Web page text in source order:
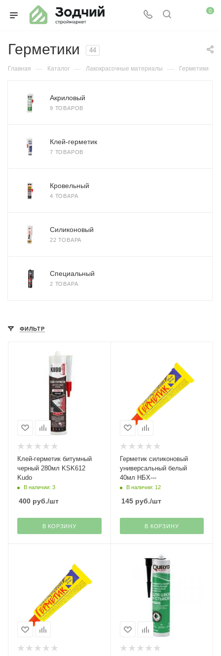
0
Герметики 44
Главная — Каталог — Лакокрасочные материалы — Герметики
Акриловый
9 ТОВАРОВ
Клей-герметик
7 ТОВАРОВ
Кровельный
4 ТОВАРА
Силиконовый
22 ТОВАРА
Специальный
2 ТОВАРА
ФИЛЬТР
Клей-герметик битумный
черный 280мл KSK612
Kudo
В наличии: 3
400 руб./шт
В КОРЗИНУ
Герметик силиконовый
универсальный белый
40мл НБХ---
В наличии: 12
145руб./шт
В КОРЗИНУ